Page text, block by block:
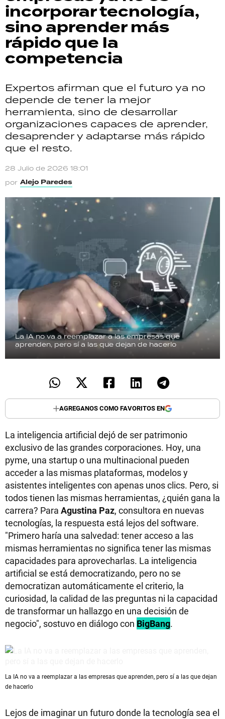
incorporar tecnología,
sino aprender más
rápido que la
competencia
Expertos afirman que el futuro ya no
depende de tener la mejor
herramienta, sino de desarrollar
organizaciones capaces de aprender,
desaprender y adaptarse más rápido
que el resto.
28 Julio de 2026 18:01
por Alejo Paredes
La IA no va a reemplazar a las empresas que
aprenden, pero sí a las que dejan de hacerlo
AGREGANOS COMO FAVORITOS EN
La inteligencia artificial dejó de ser patrimonio
exclusivo de las grandes corporaciones. Hoy, una
pyme, una startup o una multinacional pueden
acceder a las mismas plataformas, modelos y
asistentes inteligentes con apenas unos clics. Pero, si
todos tienen las mismas herramientas, ¿quién gana la
carrera? Para Agustina Paz, consultora en nuevas
tecnologías, la respuesta está lejos del software.
"Primero haría una salvedad: tener acceso a las
mismas herramientas no significa tener las mismas
capacidades para aprovecharlas. La inteligencia
artificial se está democratizando, pero no se
democratizan automáticamente el criterio, la
curiosidad, la calidad de las preguntas ni la capacidad
de transformar un hallazgo en una decisión de
negocio", sostuvo en diálogo con BigBang.
La IA no va a reemplazar a las empresas que aprenden, pero sí a las que dejan
de hacerlo
Lejos de imaginar un futuro donde la tecnología sea el